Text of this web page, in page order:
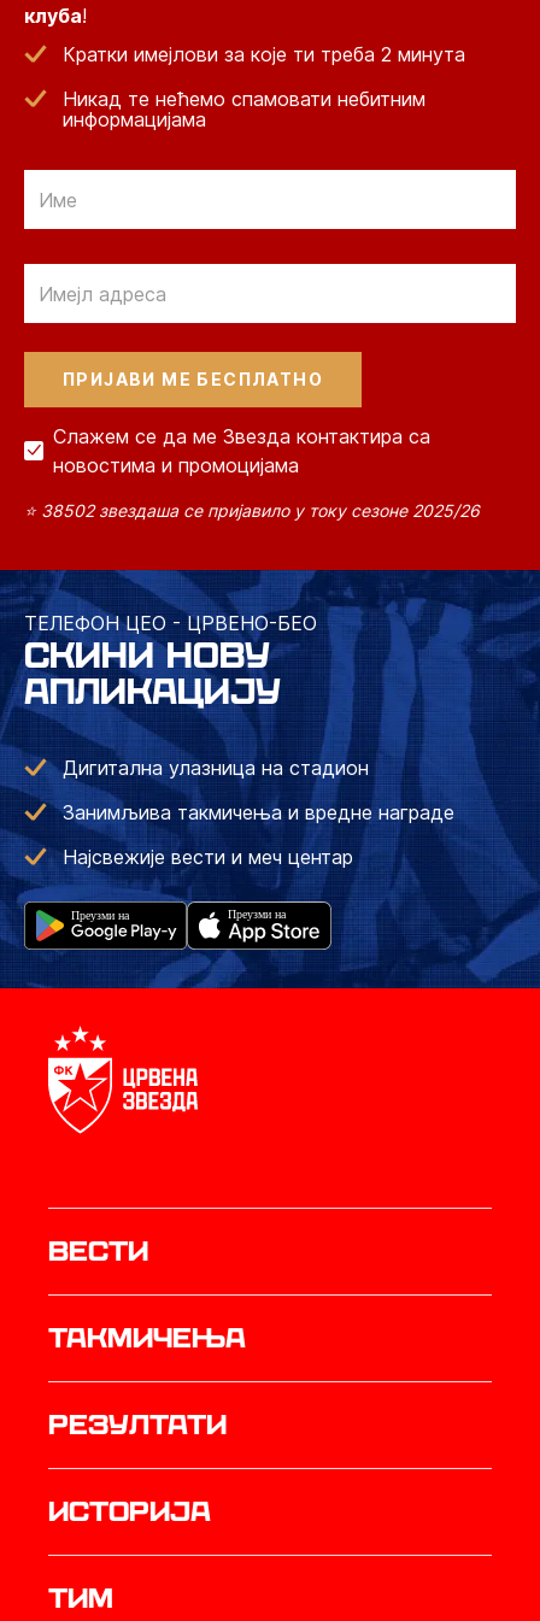
клуба!
Кратки имејлови за које ти треба 2 минута
Никад те нећемо спамовати небитним
информацијама
Слажем се да ме Звезда контактира са
новостима и промоцијама
⭐ 38502 звездаша се пријавило у току сезоне 2025/26
ТЕЛЕФОН ЦЕО - ЦРВЕНО-БЕО
СКИНИ НОВУ
АПЛИКАЦИЈУ
Дигитална улазница на стадион
Занимљива такмичења и вредне награде
Најсвежије вести и меч центар
Вести
Такмичења
резултати
историја
ТИМ